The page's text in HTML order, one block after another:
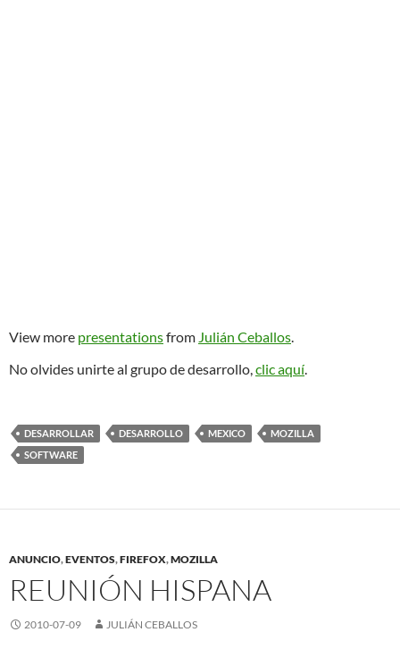
View more presentationsfrom Julián Ceballos
No olvides unirte al grupo de desarrollo, clic aquí
DESARROLLAR DESARROLLO MEXICO
MOZILLA
SOFTWARE
ANUNCIO,EVENTOS,FIREFOX,MOZILLA
REUNIÓN HISPANA
2010-07-09 JULIÁN CEBALLOS